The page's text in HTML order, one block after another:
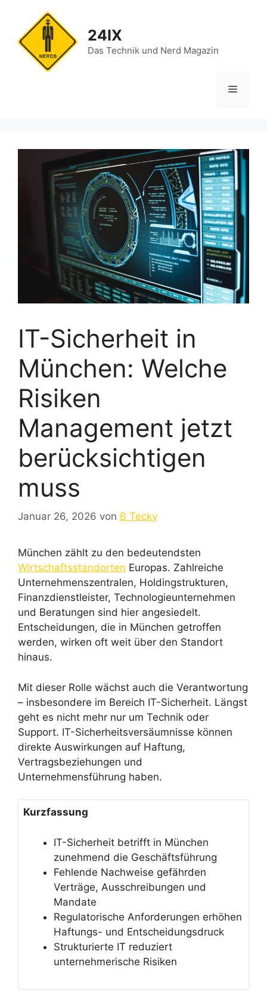
springen
24IX
Das Technik und Nerd Magazin
Menü
IT-Sicherheit in
München: Welche
Risiken
Management jetzt
berücksichtigen
muss
Januar 26, 2026 von B Tecky
München zählt zu den bedeutendsten
Wirtschaftsstandorten Europas. Zahlreiche
Unternehmenszentralen, Holdingstrukturen,
Finanzdienstleister, Technologieunternehmen
und Beratungen sind hier angesiedelt.
Entscheidungen, die in München getroffen
werden, wirken oft weit über den Standort
hinaus.
Mit dieser Rolle wächst auch die Verantwortung
– insbesondere im Bereich IT-Sicherheit. Längst
geht es nicht mehr nur um Technik oder
Support. IT-Sicherheitsversäumnisse können
direkte Auswirkungen auf Haftung,
Vertragsbeziehungen und
Unternehmensführung haben.
Kurzfassung
IT-Sicherheit betrifft in München
zunehmend die Geschäftsführung
Fehlende Nachweise gefährden
Verträge, Ausschreibungen und
Mandate
Regulatorische Anforderungen erhöhen
Haftungs- und Entscheidungsdruck
Strukturierte IT reduziert
unternehmerische Risiken